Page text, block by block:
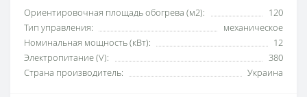
Ориентировочная площадь обогрева (м2):
120
Тип управления:
механическое
Номинальная мощность (кВт):
12
Электропитание (V):
380
Страна производитель:
Украина